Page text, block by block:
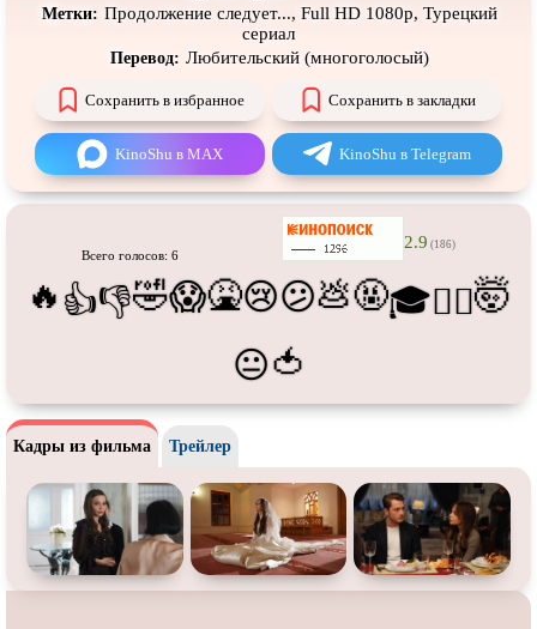
Про самолёты Про собак
Про снайперов Про супергероев
Про танки Про танцы
Про тюрьму Про футбол
Про хакеров Про хоккей ифигурное
катание
Про Юристов и Адвокатов
документальный Режиссёрская версия
Роуд-муви Сверхспособности
Слэшер
Стимпанк Сцены собнажённой натурой
Турецкий сериал
Экранизация В ожидании
Метки: Продолжение следует..., Full HD 1080p, Турецкий
сериал
Перевод: Любительский (многоголосый)
Сохранить в избранное Сохранить в закладки
KinoShu в MAX KinoShu в Telegram
Всего голосов: 6
2.9 (186)
🔥 👍👎🤣😱🤮😢😕💩🤬🎓😵‍💫🤯
😐🍅
Кадры из фильма Трейлер